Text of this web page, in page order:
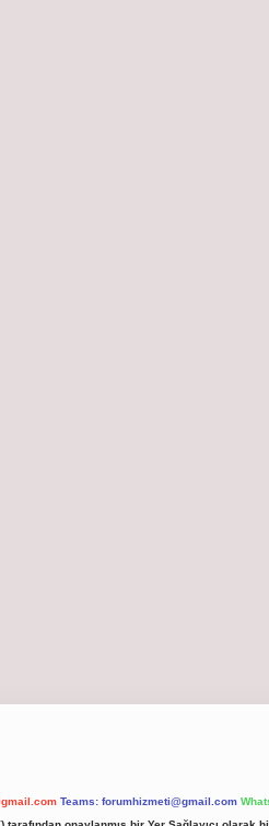
Teams: forumhizmeti@gmail.com